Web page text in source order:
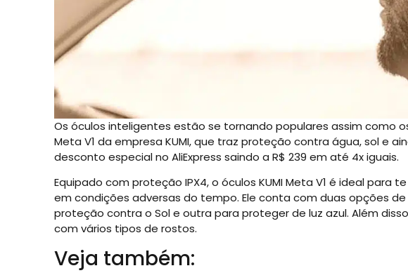
Os óculos inteligentes estão se tornando populares assim como
Meta V1 da empresa KUMI, que traz proteção contra água, sol e
desconto especial no AliExpress saindo a R$ 239 em até 4x iguais.
Equipado com proteção IPX4, o óculos KUMI Meta V1 é ideal para
em condições adversas do tempo. Ele conta com duas opções
proteção contra o Sol e outra para proteger de luz azul. Além
com vários tipos de rostos.
Veja também: